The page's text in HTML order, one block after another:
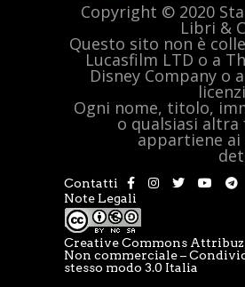
Copyright © 2020
Libri &
Questo sito non è
Lucasfilm LTD o a
Disney Company o
Ogni nome, titolo,
o qualsiasi altra
appartiene
Contatti
Note Legali
Creative Commons
Non commerciale –
stesso modo 3.0 Italia